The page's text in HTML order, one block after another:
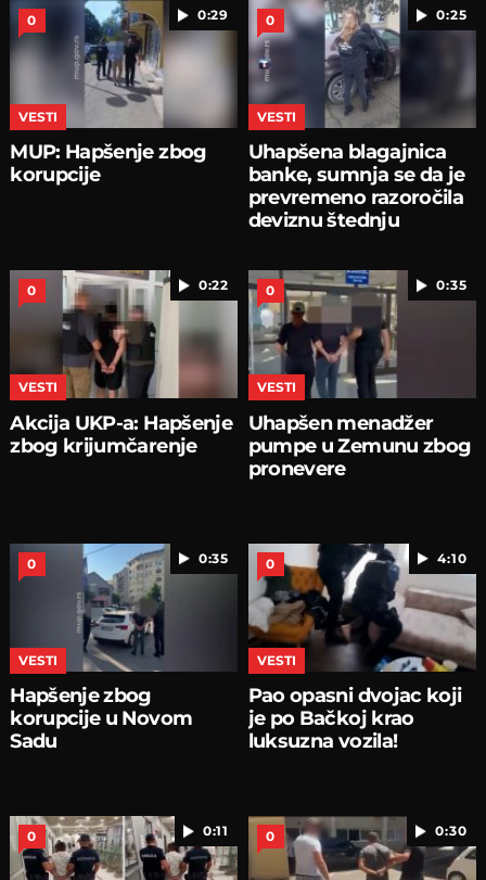
0:29
0
VESTI
MUP: Hapšenje zbog
korupcije
0:25
0
VESTI
Uhapšena blagajnica
banke, sumnja se da je
prevremeno razoročila
deviznu štednju
0:22
0
VESTI
Akcija UKP-a: Hapšenje
zbog krijumčarenje
0:35
0
VESTI
Uhapšen menadžer
pumpe u Zemunu zbog
pronevere
0:35
0
VESTI
Hapšenje zbog
korupcije u Novom
Sadu
4:10
0
VESTI
Pao opasni dvojac koji
je po Bačkoj krao
luksuzna vozila!
0:11
0 0:30
0